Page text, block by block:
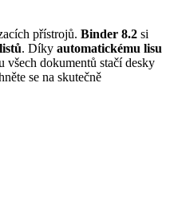
přístrojů. Binder 8.2 si
. Díky automatickému lisu
všech dokumentů stačí desky
se na skutečně